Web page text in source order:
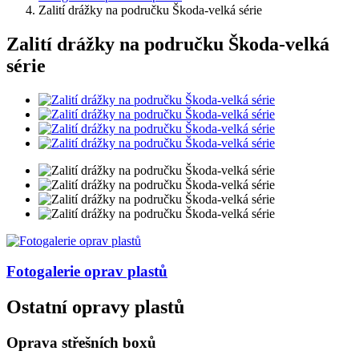
Zalití drážky na područku Škoda-velká série
Zalití drážky na područku Škoda-velká
série
Fotogalerie oprav plastů
Ostatní opravy plastů
Oprava střešních boxů